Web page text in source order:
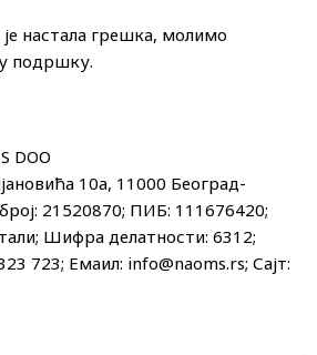
настала грешка, молимо
подршку.
DOO
10а, 11000 Београд-
21520870; ПИБ: 111676420;
Шифра делатности: 6312;
723; Емаил: info@naoms.rs; Сајт: